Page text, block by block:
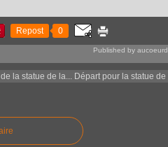
Repost 0
Published by
la statue de la... Départ pour la statue de